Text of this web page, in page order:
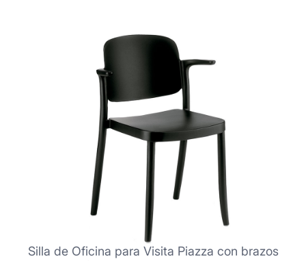
Silla de Oficina para Visita Piazza con brazos